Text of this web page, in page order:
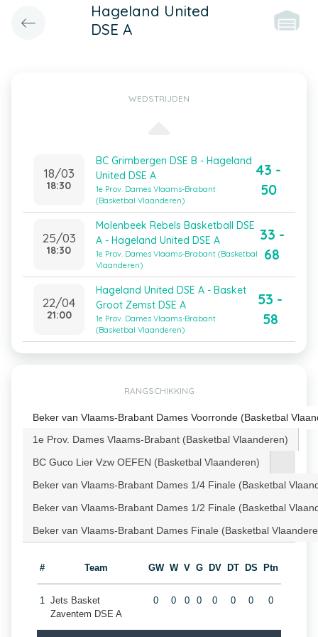
Hageland United
DSE A
WEDSTRIJDEN
18/03
18:30
BC Grimbergen DSE B - Hageland
United DSE A
1e Prov. Dames Vlaams-Brabant
(Basketbal Vlaanderen)
43 -
50
25/03
18:30
Molenbeek Rebels Basketball DSE
A - Hageland United DSE A
1e Prov. Dames Vlaams-Brabant (Basketbal
Vlaanderen)
33 -
68
22/04
21:00
Hageland United DSE A - Basket
Groot Zemst DSE A
1e Prov. Dames Vlaams-Brabant
(Basketbal Vlaanderen)
53 -
58
RANGSCHIKKING
Beker van Vlaams-Brabant Dames Voorronde (Basketbal
1e Prov. Dames Vlaams-Brabant (Basketbal Vlaanderen)
BC Guco Lier Vzw OEFEN (Basketbal Vlaanderen)
Beker van Vlaams-Brabant Dames 1/4 Finale (Basketbal
Beker van Vlaams-Brabant Dames 1/2 Finale (Basketbal
Beker van Vlaams-Brabant Dames Finale (Basketbal
# Team GW W V G DV DT DS Ptn
1 Jets Basket
Zaventem DSE A
0 0 0 0 0 0 0 0